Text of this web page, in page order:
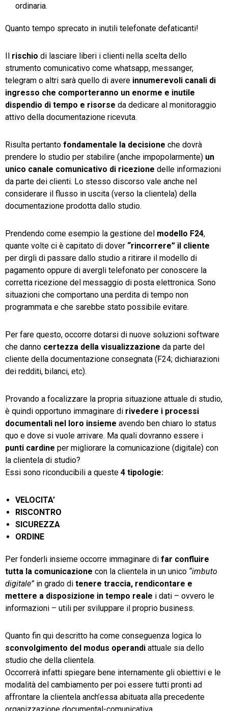
ordinaria.
Quanto tempo sprecato in inutili telefonate defaticanti!
Il rischio di lasciare liberi i clienti nella scelta dello
strumento comunicativo come whatsapp, messanger,
telegram o altri sarà quello di avere innumerevoli canali di
ingresso che comporteranno un enorme e inutile
dispendio di tempo e risorse da dedicare al monitoraggio
attivo della documentazione ricevuta.
Risulta pertanto fondamentale la decisione che dovrà
prendere lo studio per stabilire (anche impopolarmente) un
unico canale comunicativo di ricezione delle informazioni
da parte dei clienti. Lo stesso discorso vale anche nel
considerare il flusso in uscita (verso la clientela) della
documentazione prodotta dallo studio.
Prendendo come esempio la gestione del modello F24,
quante volte ci è capitato di dover “rincorrere” il cliente
per dirgli di passare dallo studio a ritirare il modello di
pagamento oppure di avergli telefonato per conoscere la
corretta ricezione del messaggio di posta elettronica. Sono
situazioni che comportano una perdita di tempo non
programmata e che sarebbe stato possibile evitare.
Per fare questo, occorre dotarsi di nuove soluzioni software
che danno certezza della visualizzazione da parte del
cliente della documentazione consegnata (F24; dichiarazioni
dei redditi, bilanci, etc).
Provando a focalizzare la propria situazione attuale di studio,
è quindi opportuno immaginare di rivedere i processi
documentali nel loro insieme avendo ben chiaro lo status
quo e dove si vuole arrivare. Ma quali dovranno essere i
punti cardine per migliorare la comunicazione (digitale) con
la clientela di studio?
Essi sono riconducibili a queste 4 tipologie:
VELOCITA’
RISCONTRO
SICUREZZA
ORDINE
Per fonderli insieme occorre immaginare di far confluire
tutta la comunicazione con la clientela in un unico “imbuto
digitale”in grado di tenere traccia, rendicontare e
mettere a disposizione in tempo reale i dati – ovvero le
informazioni – utili per sviluppare il proprio business.
Quanto fin qui descritto ha come conseguenza logica lo
sconvolgimento del modus operandi attuale sia dello
studio che della clientela.
Occorrerà infatti spiegare bene internamente gli obiettivi e le
modalità del cambiamento per poi essere tutti pronti ad
affrontare la clientela anch’essa abituata alla precedente